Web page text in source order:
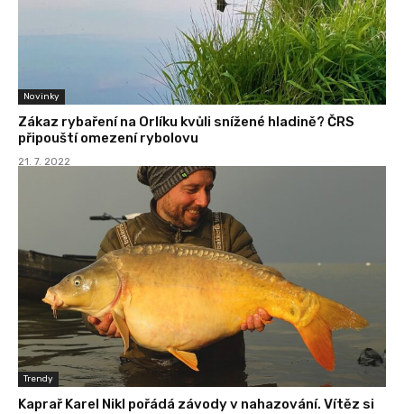
Novinky
Zákaz rybaření na Orlíku kvůli snížené hladině? ČRS
připouští omezení rybolovu
21. 7. 2022
Trendy
Kaprař Karel Nikl pořádá závody v nahazování. Vítěz si